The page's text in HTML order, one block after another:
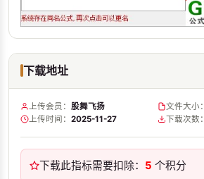
下载地址
上传会员： 股舞飞扬 文件大小：
上传时间： 2025-11-27 下载次数：
下载此指标需要扣除： 5 个积分